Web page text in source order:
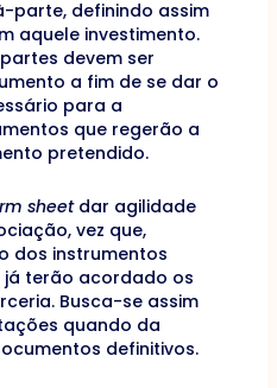
parte, definindo assim
aquele investimento.
devem ser
a fim de se dar o
para a
que regerão a
pretendido.
sheetdar agilidade
vez que,
dos instrumentos
já terão acordado os
Busca-se assim
quando da
definitivos.